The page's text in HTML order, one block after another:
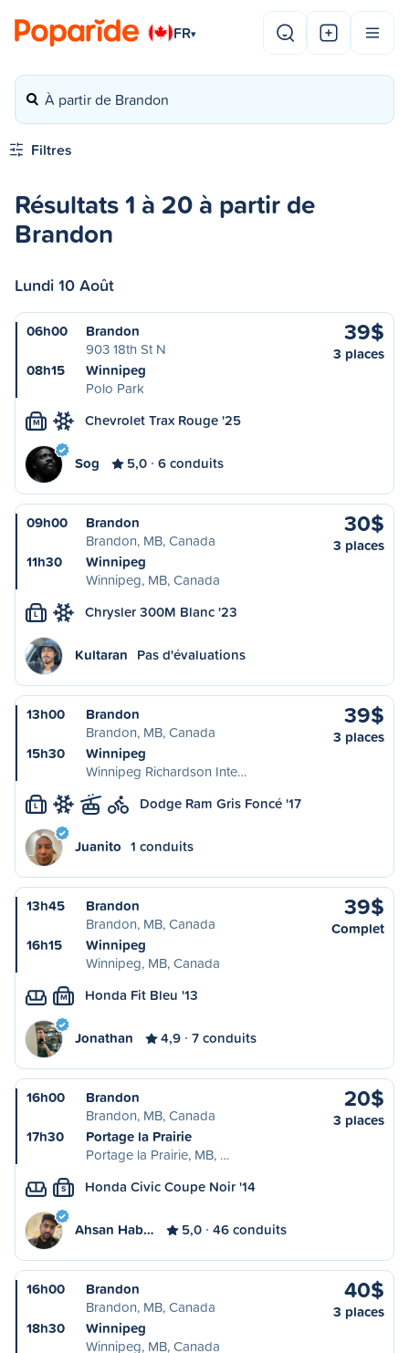
FR▾
À partir de Brandon
Filtres
Résultats 1 à 20 à partir de
Brandon
Lundi 10 Août
06h00
Brandon
903 18th St N
08h15
Winnipeg
Polo Park
39$
3 places
M Chevrolet Trax Rouge '25
Sog 5,0 6 conduits
09h00
Brandon
Brandon, MB, Canada
11h30
Winnipeg
Winnipeg, MB, Canada
30$
3 places
L Chrysler 300M Blanc '23
Kultaran Pas d'évaluations
13h00
Brandon
Brandon, MB, Canada
15h30
Winnipeg
Winnipeg Richardson Inte…
39$
3 places
L Dodge Ram Gris Foncé '17
Juanito 1 conduits
13h45
Brandon
Brandon, MB, Canada
16h15
Winnipeg
Winnipeg, MB, Canada
39$
Complet
M Honda Fit Bleu '13
Jonathan 4,9 7 conduits
16h00
Brandon
Brandon, MB, Canada
17h30
Portage la Prairie
Portage la Prairie, MB, …
20$
3 places
S Honda Civic Coupe Noir '14
Ahsan Hab… 5,0 46 conduits
16h00
Brandon
Brandon, MB, Canada
18h30
Winnipeg
Winnipeg, MB, Canada
40$
3 places